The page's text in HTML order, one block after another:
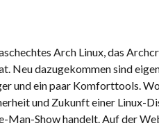
Arch Linux, das
Neu dazugekommen sind
und ein paar Komforttools.
und Zukunft einer Linux-
Man-Show handelt. Auf der